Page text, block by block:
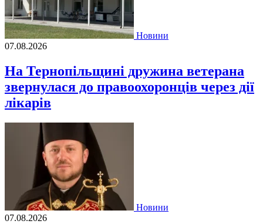
Новини
07.08.2026
На Тернопільщині дружина ветерана
звернулася до правоохоронців через дії
лікарів
Новини
07.08.2026